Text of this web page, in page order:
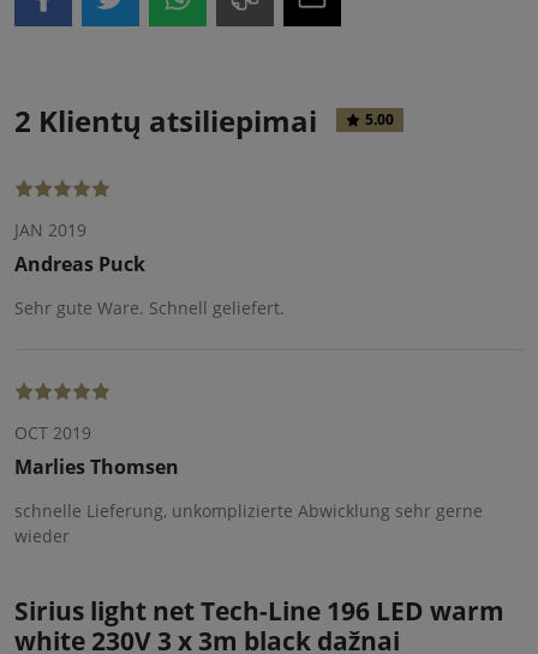
2 Klientų atsiliepimai 5.00
JAN 2019
Andreas Puck
Sehr gute Ware. Schnell geliefert.
OCT 2019
Marlies Thomsen
schnelle Lieferung, unkomplizierte Abwicklung sehr gerne
wieder
Sirius light net Tech-Line 196 LED warm
white 230V 3 x 3m black dažnai